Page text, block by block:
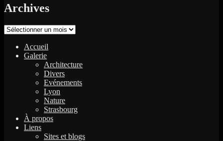
Archives
Archives
Accueil
Galerie
Architecture
Divers
Evénements
Lyon
Nature
Strasbourg
À propos
Liens
Sites et blogs